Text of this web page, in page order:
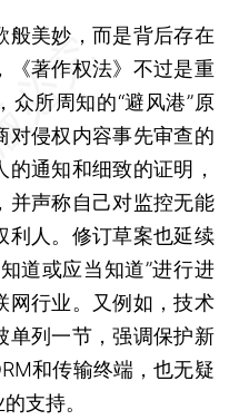
美妙，而是背后存在
《著作权法》不过是重
众所周知的“避风港”原
对侵权内容事先审查的
通知和细致的证明，
并声称自己对监控无能
利人。修订草案也延续
道或应当知道”进行进
网行业。又例如，技术
单列一节，强调保护新
和传输终端，也无疑
支持。